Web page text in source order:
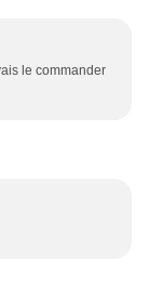
le commander